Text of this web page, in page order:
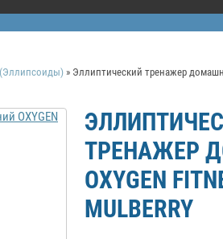
» Эллиптический тренажер
ТРЕНАЖЕР
OXYGEN
MULBERRY